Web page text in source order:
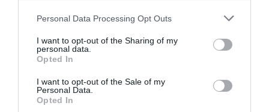
Please note that this website/app uses one or more Google
not limited to your visit or usage behaviour. You may click to
grant or deny consent to Google and its third-party tags to
use your data for below specified purposes in below Google
consent section.
Personal Data Processing Opt Outs
I want to opt-out of the Sharing of my
personal data.
Opted In
I want to opt-out of the Sale of my
Personal Data.
Opted In
Κόκκινος συναγερμός για φωτιά
10.08.2026 | 12:20
Πέθανε κτηνοτρόφος μετά τη
θανάτωση του κοπαδιού του
10.08.2026 | 12:00
Πέθανε κτηνοτρόφος
μετά τη θανάτωση του
κοπαδιού του
γιορτάζουν σήμερα,
Δευτέρα 10 Αυγούστου